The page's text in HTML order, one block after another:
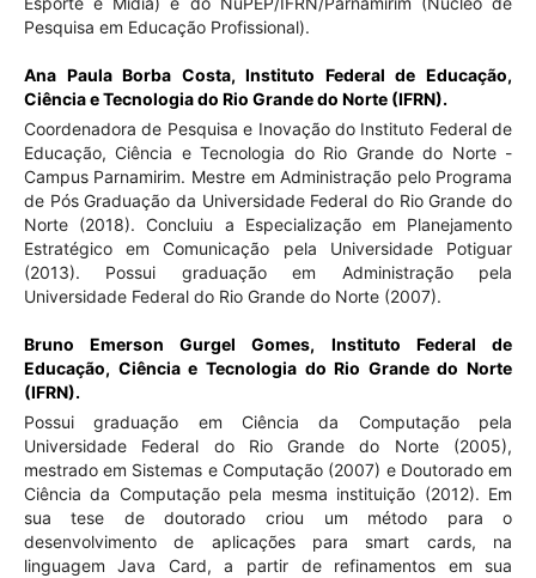
Pesquisa em Educação Profissional).
Ana Paula Borba Costa,Instituto Federal de Educação,
Ciência e Tecnologia do Rio Grande do Norte (IFRN).
Coordenadora de Pesquisa e Inovação do Instituto Federal de
Educação, Ciência e Tecnologia do Rio Grande do Norte -
Campus Parnamirim. Mestre em Administração pelo Programa
de Pós Graduação da Universidade Federal do Rio Grande do
Norte (2018). Concluiu a Especialização em Planejamento
Estratégico em Comunicação pela Universidade Potiguar
(2013). Possui graduação em Administração pela
Universidade Federal do Rio Grande do Norte (2007).
Bruno Emerson Gurgel Gomes, Instituto Federal de
Educação, Ciência e Tecnologia do Rio Grande do Norte
(IFRN).
Possui graduação em Ciência da Computação pela
Universidade Federal do Rio Grande do Norte (2005),
mestrado em Sistemas e Computação (2007) e Doutorado em
Ciência da Computação pela mesma instituição (2012). Em
sua tese de doutorado criou um método para o
desenvolvimento de aplicações para smart cards, na
linguagem Java Card, a partir de refinamentos em sua